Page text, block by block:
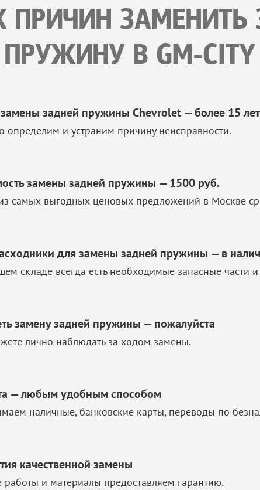
ПРИЧИН
ПРУЖИНУ В GM-CITY
задней пружины Chevrolet — более 15 лет
определим и устраним причину неисправности.
замены задней пружины — 1500 руб.
самых выгодных ценовых предложений в Москве
для замены задней пружины — в
складе всегда есть необходимые запасные части
замену задней пружины — пожалуйста
лично наблюдать за ходом замены.
— любым удобным способом
наличные, банковские карты, переводы по
качественной замены
работы и материалы предоставляем гарантию.